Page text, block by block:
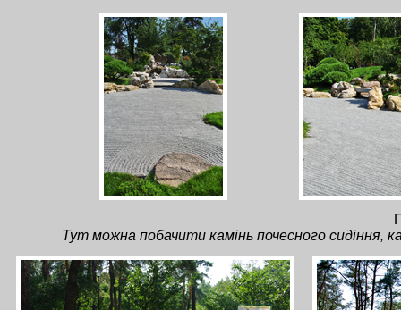
Тут можна побачити камінь почесного сидіння,